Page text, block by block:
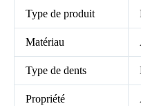
Type de produit
Matériau
Type de dents
Propriété